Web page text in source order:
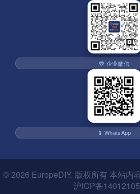
💬 企业微信
📱 WhatsApp
© 2026 EuropeDIY. 版权所有 本站内
沪ICP备